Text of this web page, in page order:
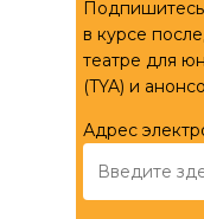
в курсе
театре для
(TYA) и
Адрес